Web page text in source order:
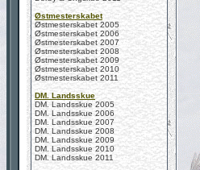
Østmesterskabet
Østmesterskabet 2005
Østmesterskabet 2006
Østmesterskabet 2007
Østmesterskabet 2008
Østmesterskabet 2009
Østmesterskabet 2010
Østmesterskabet 2011
DM. Landsskue
DM. Landsskue 2005
DM. Landsskue 2006
DM. Landsskue 2007
DM. Landsskue 2008
DM. Landsskue 2009
DM. Landsskue 2010
DM. Landsskue 2011